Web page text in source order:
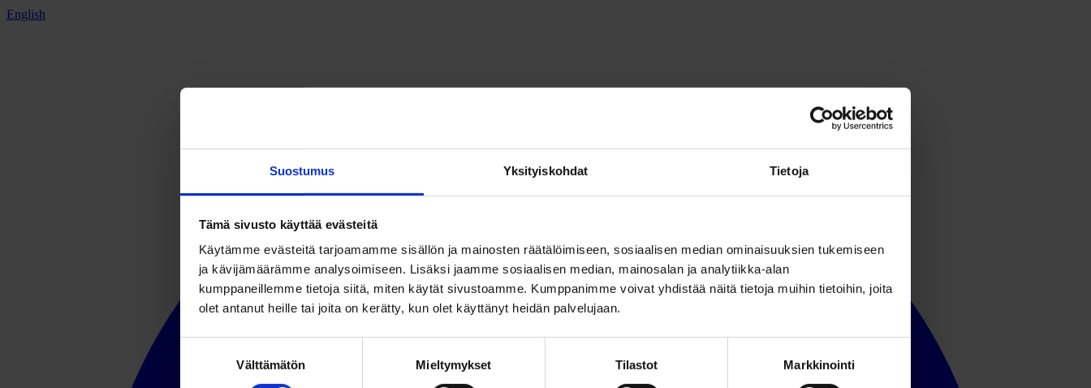
Suostumus Yksityiskohdat Tietoja
Tämä sivusto käyttää evästeitä
Käytämme evästeitä tarjoamamme sisällön ja mainosten räätälöimiseen, sosiaalisen median ominaisuuksien tukemiseen
ja kävijämäärämme analysoimiseen. Lisäksi jaamme sosiaalisen median, mainosalan ja analytiikka-alan
kumppaneillemme tietoja siitä, miten käytät sivustoamme. Kumppanimme voivat yhdistää näitä tietoja muihin tietoihin, joita
olet antanut heille tai joita on kerätty, kun olet käyttänyt heidän palvelujaan.
Välttämätön Mieltymykset Tilastot Markkinointi
English